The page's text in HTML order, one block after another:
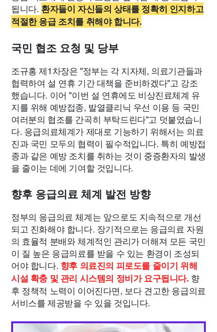
됩니다. 환자들이 자신들의 상태를 정확히 인지하고
적절한 응급 조치를 취해야 합니다.
국민 협조 요청 및 당부
조규홍 제1차장은 "정부는 각 지자체, 의료기관들과
협력하여 설 연휴 기간 대책을 준비하겠다"고 강조
했습니다. 이어 "이번 설 연휴에도 비상진료체계 유
지를 위해 예방접종, 발열클리닉 우선 이용 등 국민
여러분의 협조를 간곡히 부탁드린다"고 덧붙였습니
다. 응급의료체계가 제대로 기능하기 위해서는 의료
진과 국민 모두의 협력이 필수적입니다. 특히 예방접
종과 같은 예방 조치를 취하는 것이 중증환자의 발생
을 줄이는 데에 기여할 것입니다.
향후 응급의료 체계 발전 방향
정부의 응급의료 체계는 앞으로도 지속적으로 개선
되고 진화해야 합니다. 장기적으로는 응급의료 자원
의 효율적 분배와 체계적인 관리가 더해져 모든 국민
이 질 높은 응급의료를 받을 수 있는 환경이 조성되
어야 합니다. 향후 의료진의 피로도를 줄이기 위해
시설 확충 및 관리 시스템의 정비가 요구됩니다. 향
후 정책적 노력이 이어진다면, 보다 견고한 응급의료
서비스를 제공받을 수 있을 것입니다.